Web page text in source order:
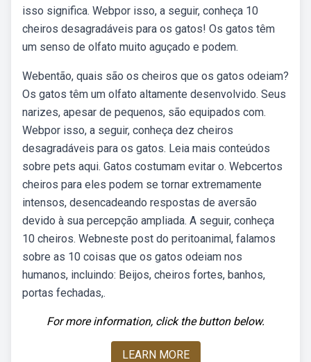
isso significa. Webpor isso, a seguir, conheça 10
cheiros desagradáveis para os gatos! Os gatos têm
um senso de olfato muito aguçado e podem.
Webentão, quais são os cheiros que os gatos odeiam?
Os gatos têm um olfato altamente desenvolvido. Seus
narizes, apesar de pequenos, são equipados com.
Webpor isso, a seguir, conheça dez cheiros
desagradáveis para os gatos. Leia mais conteúdos
sobre pets aqui. Gatos costumam evitar o. Webcertos
cheiros para eles podem se tornar extremamente
intensos, desencadeando respostas de aversão
devido à sua percepção ampliada. A seguir, conheça
10 cheiros. Webneste post do peritoanimal, falamos
sobre as 10 coisas que os gatos odeiam nos
humanos, incluindo: Beijos, cheiros fortes, banhos,
portas fechadas,.
For more information, click the button below.
LEARN MORE